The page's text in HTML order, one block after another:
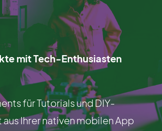
mit Tech-Enthusiasten
für Tutorials und DIY-
Ihrer nativen mobilen App